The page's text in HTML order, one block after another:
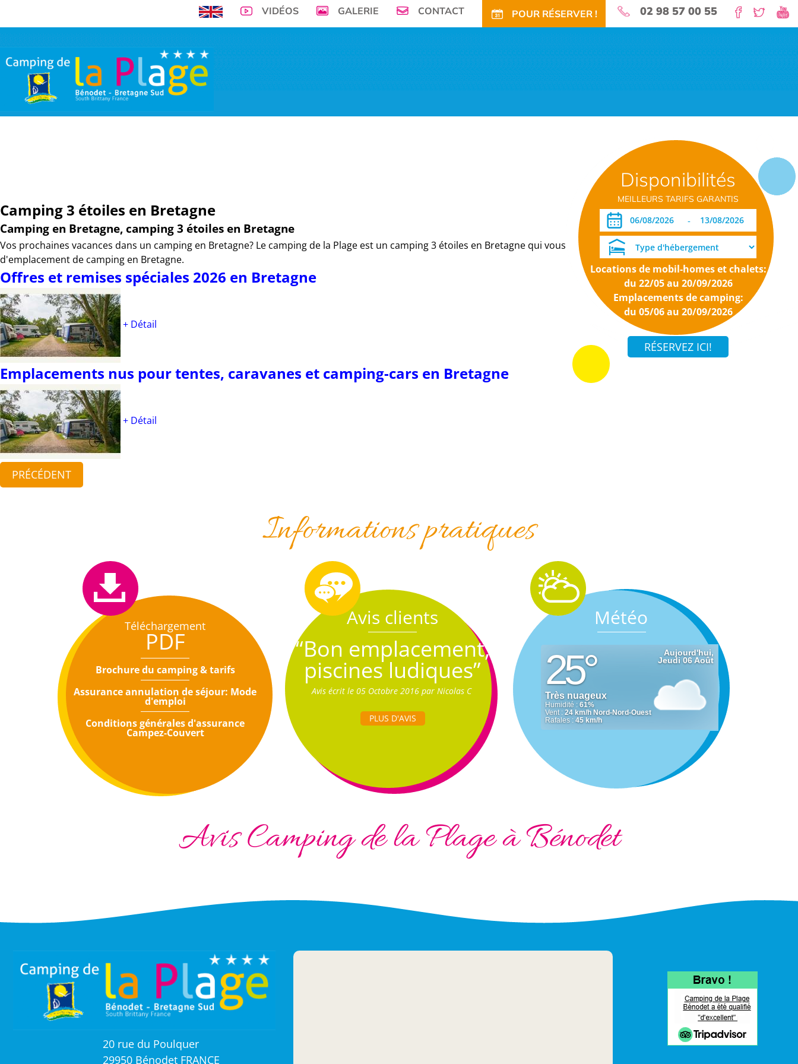
VIDÉOS GALERIE CONTACT POUR RÉSERVER ! 02 98 57 00 55
vous offre son petit paradis en pleine nature pour vos vacances!
TÉLÉCHARGEMENT PDF DATES OUVERTURE RÉSERVATION
Disponibilités
MEILLEURS TARIFS GARANTIS
-
Locations de mobil-homes et chalets:
du 22/05 au 20/09/2026
Emplacements de camping:
du 05/06 au 20/09/2026
Camping 3 étoiles en Bretagne
Camping en Bretagne, camping 3 étoiles en Bretagne
Vos prochaines vacances dans un camping en Bretagne? Le camping de la Plage est un camping 3 étoiles en Bretagne qui vous propose de la location de mobil-homes ou
d'emplacement de camping en Bretagne.
Offres et remises spéciales 2026 en Bretagne
+ Détail
Emplacements nus pour tentes, caravanes et camping-cars en Bretagne
+ Détail
PRÉCÉDENT
Informations pratiques
Téléchargement
PDF
Brochure du camping & tarifs
Assurance annulation de séjour: Mode
d'emploi
Conditions générales d'assurance
Campez-Couvert
Avis clients
“Bon emplacement,
piscines ludiques”
Avis écrit le 05 Octobre 2016 par Nicolas C
PLUS D'AVIS
Météo
Avis Camping de la Plage à Bénodet
20 rue du Poulquer
29950 Bénodet FRANCE